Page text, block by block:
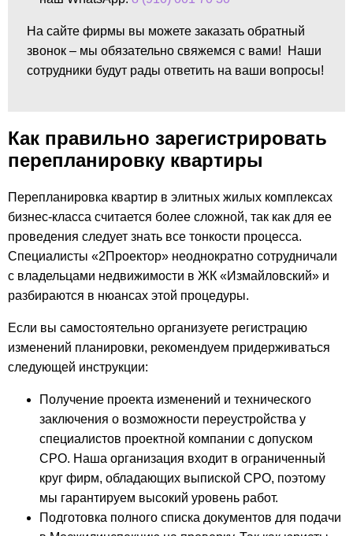
На сайте фирмы вы можете заказать обратный
звонок – мы обязательно свяжемся с вами! Наши
сотрудники будут рады ответить на ваши вопросы!
Как правильно зарегистрировать
перепланировку квартиры
Перепланировка квартир в элитных жилых комплексах
бизнес-класса считается более сложной, так как для ее
проведения следует знать все тонкости процесса.
Специалисты «2Проектор» неоднократно сотрудничали
с владельцами недвижимости в ЖК «Измайловский» и
разбираются в нюансах этой процедуры.
Если вы самостоятельно организуете регистрацию
изменений планировки, рекомендуем придерживаться
следующей инструкции:
Получение проекта изменений и технического
заключения о возможности переустройства у
специалистов проектной компании с допуском
СРО. Наша организация входит в ограниченный
круг фирм, обладающих выпиской СРО, поэтому
мы гарантируем высокий уровень работ.
Подготовка полного списка документов для подачи